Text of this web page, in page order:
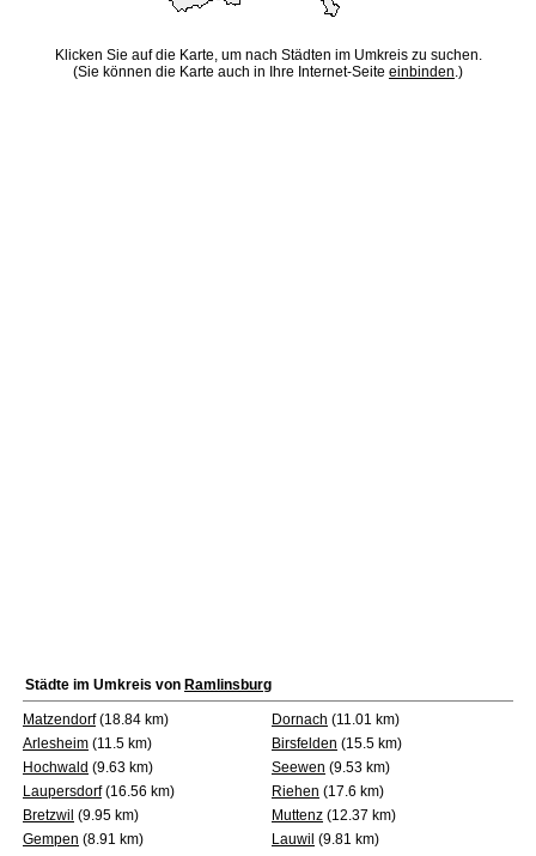
Klicken Sie auf die Karte, um nach Städten im Umkreis zu suchen.
(Sie können die Karte auch in Ihre Internet-Seite einbinden.)
Städte im Umkreis von Ramlinsburg
Matzendorf(18.84 km) Dornach (11.01 km)
Arlesheim (11.5 km) Birsfelden (15.5 km)
Hochwald (9.63 km) Seewen (9.53 km)
Laupersdorf(16.56 km) Riehen (17.6 km)
Bretzwil (9.95 km) Muttenz (12.37 km)
Gempen (8.91 km) Lauwil (9.81 km)